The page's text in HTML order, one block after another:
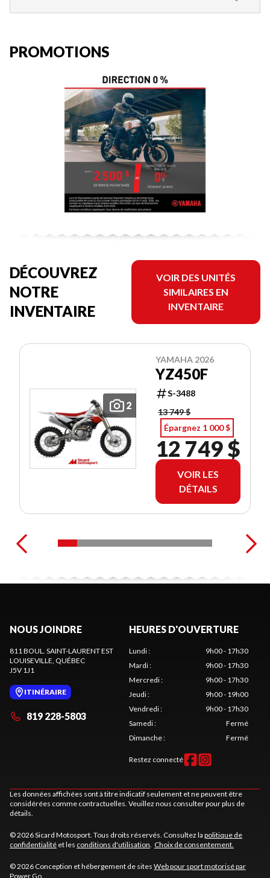
PROMOTIONS
DÉCOUVREZ
NOTRE
INVENTAIRE
VOIR DES UNITÉS
SIMILAIRES EN
INVENTAIRE
2
YAMAHA 2026
YZ450F
S-3488
13 749 $
Épargnez 1 000 $
12 749 $
VOIR LES
DÉTAILS
NOUS JOINDRE
811 BOUL. SAINT-LAURENT EST
LOUISEVILLE, QUÉBEC
J5V 1J1
ITINÉRAIRE
819 228-5803
HEURES D'OUVERTURE
Lundi:
9h00 - 17h30
Mardi:
9h00 - 17h30
Mercredi:
9h00 - 17h30
Jeudi:
9h00 - 19h00
Vendredi:
9h00 - 17h30
Samedi:
Fermé
Dimanche: Fermé
Restez connecté
Les données affichées sont à titre indicatif seulement et ne peuvent être
considérées comme contractuelles. Veuillez nous consulter pour plus de
détails.
© 2026 Sicard Motosport. Tous droits réservés. Consultez la politique de
confidentialité et les conditions d'utilisation. Choix de consentement.
© 2026 Conception et hébergement de sites Web pour sport motorisé par
Power Go